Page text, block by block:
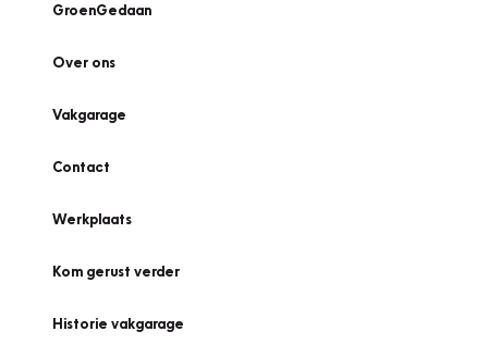
GroenGedaan
Over ons
Vakgarage
Contact
Werkplaats
Kom gerust verder
Historie vakgarage